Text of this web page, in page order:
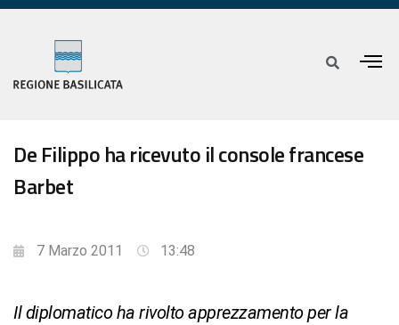
De Filippo ha ricevuto il console francese
Barbet
7 Marzo 2011 13:48
Il diplomatico ha rivolto apprezzamento per la